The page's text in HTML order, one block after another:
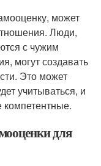
может
Люди,
с чужим
могут создавать
Это может
учитываться, и
компетентные.
для